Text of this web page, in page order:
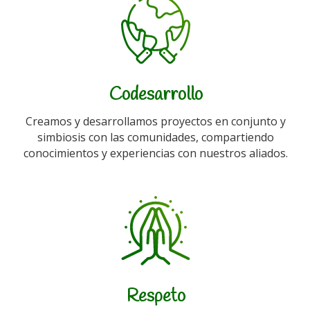
Codesarrollo
Creamos y desarrollamos proyectos en conjunto y
simbiosis con las comunidades, compartiendo
conocimientos y experiencias con nuestros aliados.
Respeto